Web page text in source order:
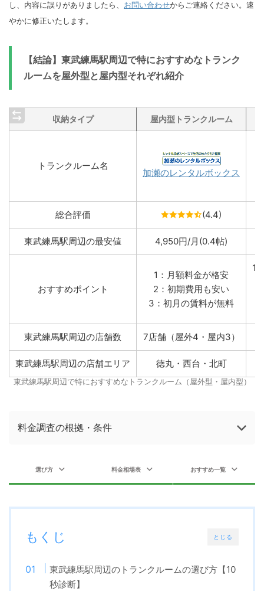
し、内容に誤りがありましたら、 お問い合わせからご連絡ください。速
やかに修正いたします。
【結論】東武練馬駅周辺で特におすすめなトランク
ルームを屋外型と屋内型それぞれ紹介
収納タイプ 屋内型トランクルーム
トランクルーム名
加瀬のレンタルボックス
総合評価 (4.4)
東武練馬駅周辺の最安値 4,950円/月(0.4帖)
おすすめポイント
1：月額料金が格安
2：初期費用も安い
3：初月の賃料が無料
1
東武練馬駅周辺の店舗数 7店舗（屋外4・屋内3）
東武練馬駅周辺の店舗エリア 徳丸・西台・北町
東武練馬駅周辺で特におすすめなトランクルーム（屋外型・屋内型）
料金調査の根拠・条件
選び方 料金相場表 おすすめ一覧
とじる
もくじ
東武練馬駅周辺のトランクルームの選び方【10
秒診断】